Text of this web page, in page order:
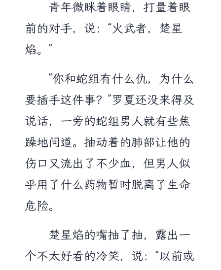
青年微眯着眼睛，打量着眼
前的对手，说：“火武者，楚星
焰。”
“你和蛇组有什么仇，为什么
要插手这件事？”罗夏还没来得及
说话，一旁的蛇组男人就有些焦
躁地问道。抽动着的肺部让他的
伤口又流出了不少血，但男人似
乎用了什么药物暂时脱离了生命
危险。
楚星焰的嘴抽了抽，露出一
个不太好看的冷笑，说：“以前或